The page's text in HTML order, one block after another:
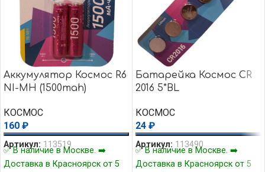
Аккумулятор Космос R6
NI-MH (1500mah)
КОСМОС
160 ₽
Артикул: 113519
✅ В наличие в Москве. ➡️
Доставка в Красноярск от 5
Батарейка Космос CR
2016 5*BL
КОСМОС
24 ₽
Артикул: 113490
✅ В наличие в Москве. ➡️
Доставка в Красноярск от 5